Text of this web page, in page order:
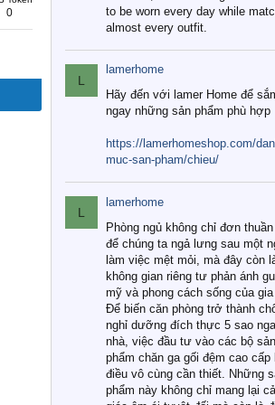
0
to be worn every day while
almost every outfit.
L
lamerhome
Hãy đến với lamer Home để
ngay những sản phẩm phù hợp
https://lamerhomeshop.com/
muc-san-pham/chieu/
L
lamerhome
Phòng ngủ không chỉ đơn
để chúng ta ngả lưng sau một
làm việc mệt mỏi, mà đây còn
không gian riêng tư phản ánh
mỹ và phong cách sống của
Để biến căn phòng trở thành
nghỉ dưỡng đích thực 5 sao
nhà, việc đầu tư vào các bộ sản
phẩm chăn ga gối đệm cao cấp
điều vô cùng cần thiết. Những
phẩm này không chỉ mang lại